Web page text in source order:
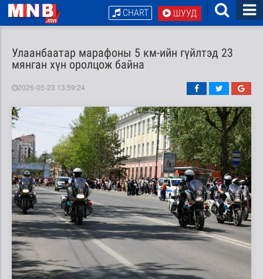
ШУУД
CHART
Улаанбаатар марафоны 5 км-ийн гүйлтэд 23
мянган хүн оролцож байна
2026-05-23 13:59:24